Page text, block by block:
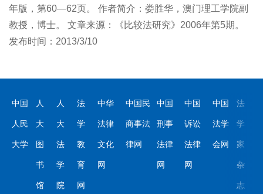
年版，第60―62页。 作者简介：娄胜华，澳门理工学院副
教授，博士。 文章来源：《比较法研究》2006年第5期。
发布时间：2013/3/10
中国
人民
大学
人
大
图
书
馆
人
大
法
学
院
法
学
教
育
网
中华
法律
文化
网
中国民
商事法
律网
中国
刑事
法律
网
中国
诉讼
法律
网
中国
法学
会网
法
学
家
杂
志